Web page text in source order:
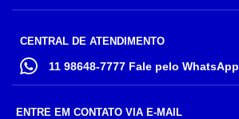
CENTRAL DE ATENDIMENTO
11 98648-7777 Fale pelo WhatsApp
ENTRE EM CONTATO VIA E-MAIL